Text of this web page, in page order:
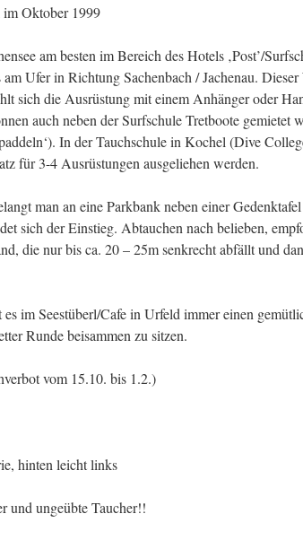
Oktober 1999
am besten im Bereich des Hotels ‚Post’/
Ufer in Richtung Sachenbach / Jachenau.
sich die Ausrüstung mit einem Anhänger oder
auch neben der Surfschule Tretboote gemietet
In der Tauchschule in Kochel (Dive
für 3-4 Ausrüstungen ausgeliehen werden.
man an eine Parkbank neben einer
sich der Einstieg. Abtauchen nach belieben,
die nur bis ca. 20 – 25m senkrecht abfällt und
im Seestüberl/Cafe in Urfeld immer einen
Runde beisammen zu sitzen.
vom 15.10. bis 1.2.)
hinten leicht links
und ungeübte Taucher!!